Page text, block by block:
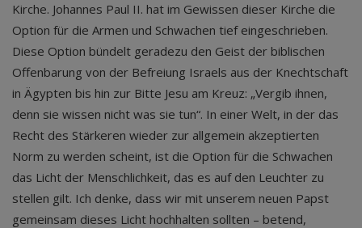
Kirche. Johannes Paul II. hat im Gewissen dieser Kirche die
Option für die Armen und Schwachen tief eingeschrieben.
Diese Option bündelt geradezu den Geist der biblischen
Offenbarung von der Befreiung Israels aus der Knechtschaft
in Ägypten bis hin zur Bitte Jesu am Kreuz: „Vergib ihnen,
denn sie wissen nicht was sie tun“. In einer Welt, in der das
Recht des Stärkeren wieder zur allgemein akzeptierten
Norm zu werden scheint, ist die Option für die Schwachen
das Licht der Menschlichkeit, das es auf den Leuchter zu
stellen gilt. Ich denke, dass wir mit unserem neuen Papst
gemeinsam dieses Licht hochhalten sollten – betend,